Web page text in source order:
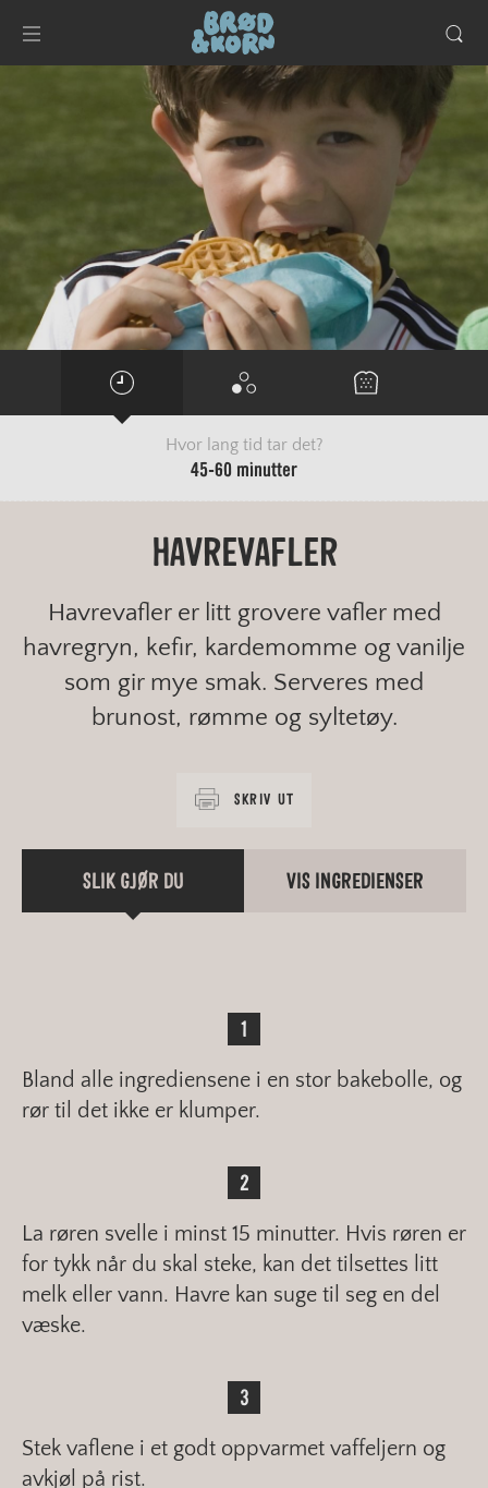
Hvor lang tid tar det?
45-60 minutter
HAVREVAFLER
Havrevafler er litt grovere vafler med
havregryn, kefir, kardemomme og vanilje
som gir mye smak. Serveres med
brunost, rømme og syltetøy.
SKRIV UT
SLIK GJØR DU VIS INGREDIENSER
Bland alle ingrediensene i en stor bakebolle, og
rør til det ikke er klumper.
La røren svelle i minst 15 minutter. Hvis røren er
for tykk når du skal steke, kan det tilsettes litt
melk eller vann. Havre kan suge til seg en del
væske.
Stek vaflene i et godt oppvarmet vaffeljern og
avkjøl på rist.